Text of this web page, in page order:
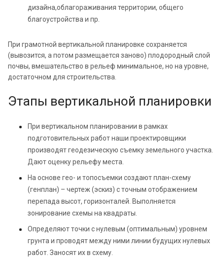
дизайна,облагораживания территории, общего
благоустройства и пр.
При грамотной вертикальной планировке сохраняется
(вывозится, а потом размещается заново) плодородный слой
почвы, вмешательство в рельеф минимальное, но на уровне,
достаточном для строительства.
Этапы вертикальной планировки
При вертикальном планировании в рамках
подготовительных работ наши проектировщики
производят геодезическую съемку земельного участка.
Дают оценку рельефу места.
На основе гео- и топосъемки создают план-схему
(генплан) – чертеж (эскиз) с точным отображением
перепада высот, горизонталей. Выполняется
зонирование схемы на квадраты.
Определяют точки с нулевым (оптимальным) уровнем
грунта и проводят между ними линии будущих нулевых
работ. Заносят их в схему.